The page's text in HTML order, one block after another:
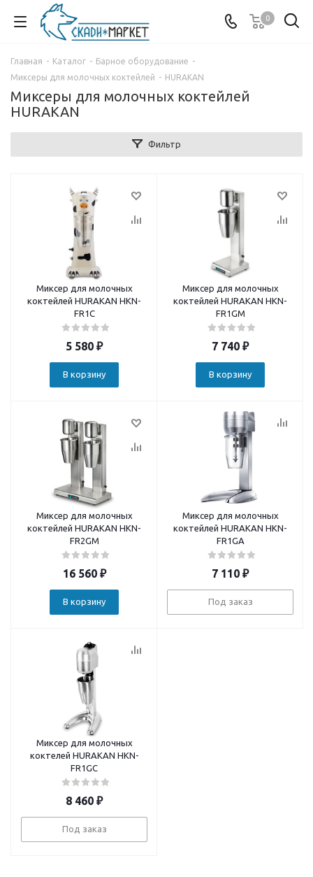
0
Главная - Каталог - Барное оборудование -
Миксеры для молочных коктейлей - HURAKAN
Миксеры для молочных коктейлей
HURAKAN
Фильтр
Миксер для молочных
коктейлей HURAKAN HKN-
FR1C
5 580 ₽
В корзину
Миксер для молочных
коктейлей HURAKAN HKN-
FR1GM
7 740 ₽
В корзину
Миксер для молочных
коктейлей HURAKAN HKN-
FR2GM
16 560₽
В корзину
Миксер для молочных
коктейлей HURAKAN HKN-
FR1GA
7 110 ₽
Под заказ
Миксер для молочных
коктелей HURAKAN HKN-
FR1GC
8 460 ₽
Под заказ